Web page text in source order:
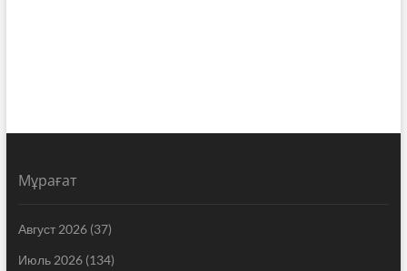
Мұрағат
Август 2026(37)
Июль 2026(134)